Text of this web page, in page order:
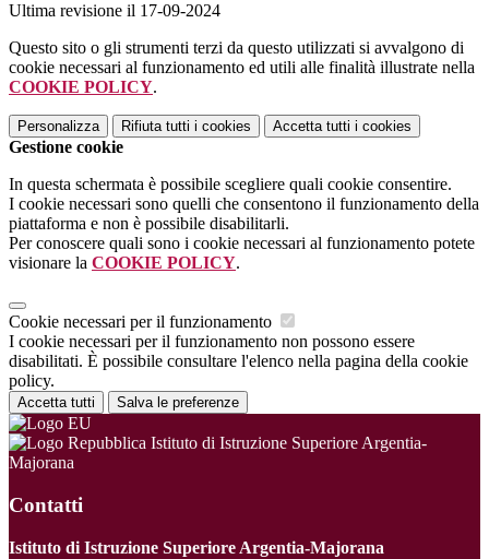
Ultima revisione il 17-09-2024
Questo sito o gli strumenti terzi da questo utilizzati si avvalgono di
cookie necessari al funzionamento ed utili alle finalità illustrate nella
COOKIE POLICY.
Personalizza Rifiuta tutti i cookies Accetta tutti i cookies
Gestione cookie
In questa schermata è possibile scegliere quali cookie consentire.
I cookie necessari sono quelli che consentono il funzionamento della
piattaforma e non è possibile disabilitarli.
Per conoscere quali sono i cookie necessari al funzionamento potete
visionare la COOKIE POLICY.
Cookie necessari per il funzionamento
I cookie necessari per il funzionamento non possono essere
disabilitati. È possibile consultare l'elenco nella pagina della cookie
policy.
Accetta tutti Salva le preferenze
Istituto di Istruzione Superiore Argentia-
Majorana
Contatti
Istituto di Istruzione Superiore Argentia-Majorana